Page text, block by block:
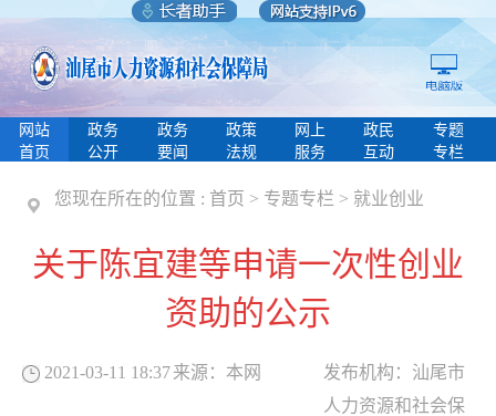
网站
首页
政务
公开
政务
要闻
政策
法规
网上
服务
政民
互动
专题
专栏
您现在所在的位置 : 首页 > 专题专栏 > 就业创业
关于陈宜建等申请一次性创业
资助的公示
2021-03-11 18:37来源： 本网 发布机构： 汕尾市
人力资源和社会保